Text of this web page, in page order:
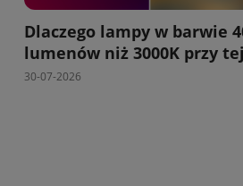
Dlaczego lampy w barwie
lumenów niż 3000K przy
30-07-2026